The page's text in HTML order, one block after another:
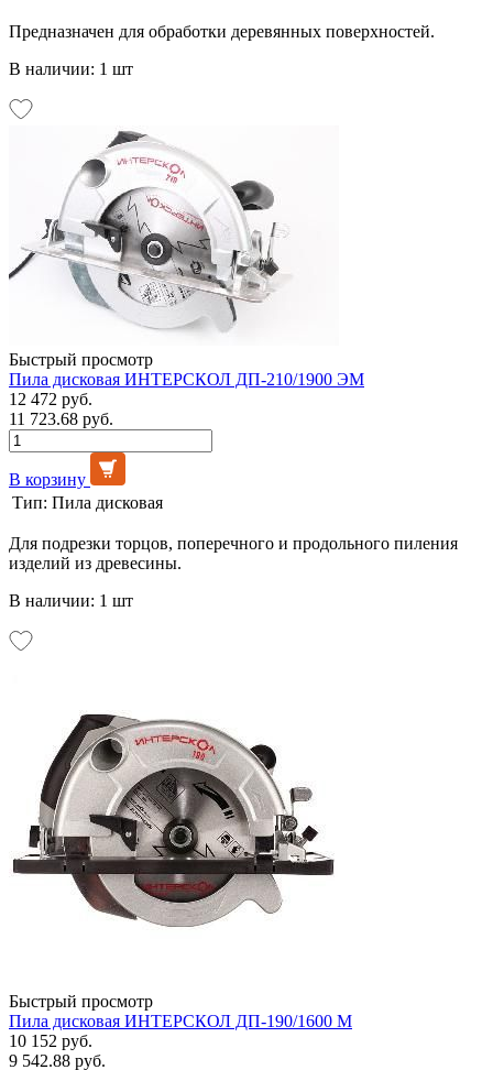
Предназначен для обработки деревянных поверхностей.
В наличии: 1 шт
Быстрый просмотр
Пила дисковая ИНТЕРСКОЛ ДП-210/1900 ЭМ
12 472 руб.
11 723.68 руб.
В корзину
Тип: Пила дисковая
Для подрезки торцов, поперечного и продольного пиления
изделий из древесины.
В наличии: 1 шт
Быстрый просмотр
Пила дисковая ИНТЕРСКОЛ ДП-190/1600 M
10 152 руб.
9 542.88 руб.